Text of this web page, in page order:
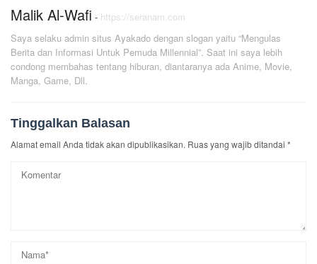
Malik Al-Wafi - https://seranam.com
Saya selaku admin situs Ayakado dengan slogan yaitu “Mengulas
Berita dan Informasi Untuk Pemuda Millennial”. Saat ini saya lebih
condong membahas tentang hiburan, diantaranya ada Anime, Movie,
Manga, Game, Dll.
Tinggalkan Balasan
Alamat email Anda tidak akan dipublikasikan. Ruas yang wajib ditandai *